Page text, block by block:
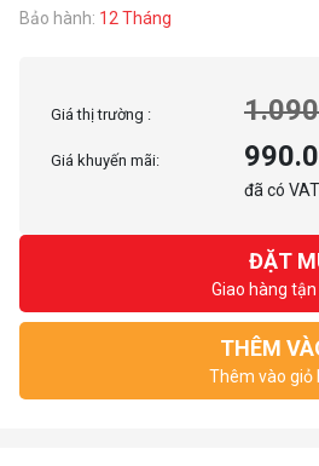
Cổng kết nối: USB3.0 x 1 - USB2.0 x2 -
Hỗ trợ tản nhiệt CPU 160mm
2 MẶT KÍNH CƯỜNG LỰC (HÔNG TRÁI -
"FAN HỆ THỐNG - Trước: 120mm x 2 (tuỳ
Bảo hành: 12 Tháng
Giá thị trường :
Giá khuyến mãi:
đã có
ĐẶT
Giao hàng
THÊM
Thêm vào giỏ